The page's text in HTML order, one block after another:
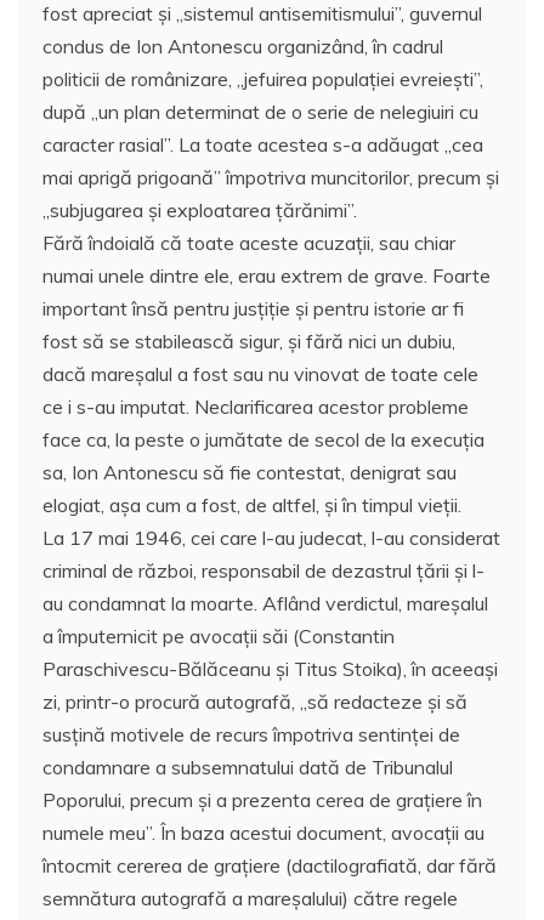
fost apreciat şi ,,sistemul antisemitismului”, guvernul
condus de Ion Antonescu organizând, în cadrul
politicii de românizare, ,,jefuirea populaţiei evreieşti”,
după ,,un plan determinat de o serie de nelegiuiri cu
caracter rasial”. La toate acestea s-a adăugat ,,cea
mai aprigă prigoană” împotriva muncitorilor, precum şi
,,subjugarea şi exploatarea ţărănimi”.
Fără îndoială că toate aceste acuzaţii, sau chiar
numai unele dintre ele, erau extrem de grave. Foarte
important însă pentru jusţiţie şi pentru istorie ar fi
fost să se stabilească sigur, şi fără nici un dubiu,
dacă mareşalul a fost sau nu vinovat de toate cele
ce i s-au imputat. Neclarificarea acestor probleme
face ca, la peste o jumătate de secol de la execuţia
sa, Ion Antonescu să fie contestat, denigrat sau
elogiat, aşa cum a fost, de altfel, şi în timpul vieţii.
La 17 mai 1946, cei care l-au judecat, l-au considerat
criminal de război, responsabil de dezastrul ţării şi l-
au condamnat la moarte. Aflând verdictul, mareşalul
a împuternicit pe avocaţii săi (Constantin
Paraschivescu-Bălăceanu şi Titus Stoika), în aceeaşi
zi, printr-o procură autografă, ,,să redacteze şi să
susţină motivele de recurs împotriva sentinţei de
condamnare a subsemnatului dată de Tribunalul
Poporului, precum şi a prezenta cerea de graţiere în
numele meu”. În baza acestui document, avocaţii au
întocmit cererea de graţiere (dactilografiată, dar fără
semnătura autografă a mareşalului) către regele